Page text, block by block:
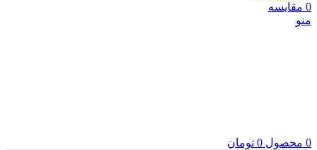
0 مقایسه
منو
0 محصول 0 تومان